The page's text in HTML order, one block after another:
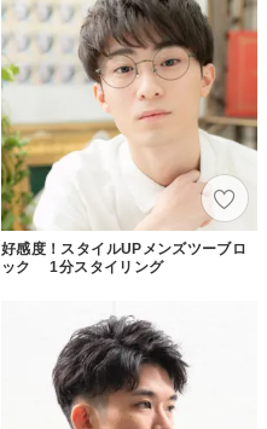
好感度！スタイルUPメンズツーブロ
ック 1分スタイリング